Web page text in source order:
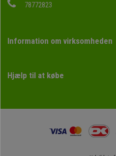
78772823
Information om virksomheden
Hjælp til at købe